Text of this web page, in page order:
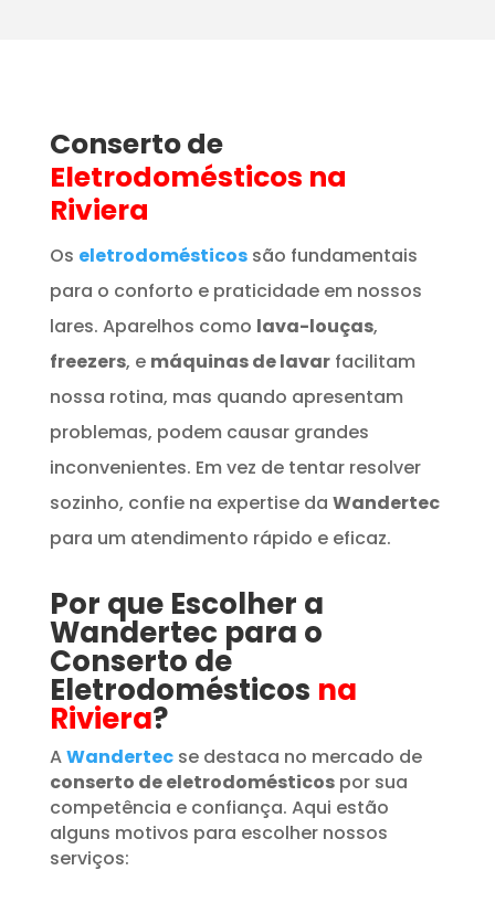
Conserto de
Eletrodomésticos na
Riviera
Os eletrodomésticos são fundamentais
para o conforto e praticidade em nossos
lares. Aparelhos como lava-louças,
freezers, e máquinas de lavarfacilitam
nossa rotina, mas quando apresentam
problemas, podem causar grandes
inconvenientes. Em vez de tentar resolver
sozinho, confie na expertise da Wandertec
para um atendimento rápido e eficaz.
Por que Escolher a
Wandertec para o
Conserto de
Eletrodomésticos na
Riviera?
AWandertecse destaca no mercado de
conserto de eletrodomésticospor sua
competência e confiança. Aqui estão
alguns motivos para escolher nossos
serviços: